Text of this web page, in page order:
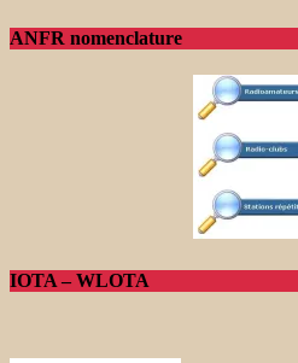
ANFR nomenclature
IOTA – WLOTA